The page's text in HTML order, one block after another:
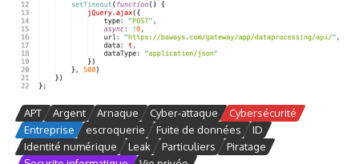
APT Argent Arnaque Cyber-attaque
Cybersécurité
Entreprise
escroquerie Fuite de données
ID
Identité numérique
Leak Particuliers
Piratage